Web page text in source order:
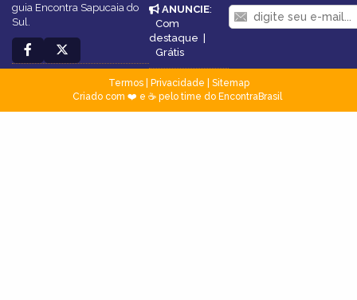
guia Encontra Sapucaia do
Sul.
ANUNCIE:
Com
destaque |
Grátis
Termos| Privacidade
Sitemap
Criado com ❤️ e ☕ pelo time do EncontraBrasil